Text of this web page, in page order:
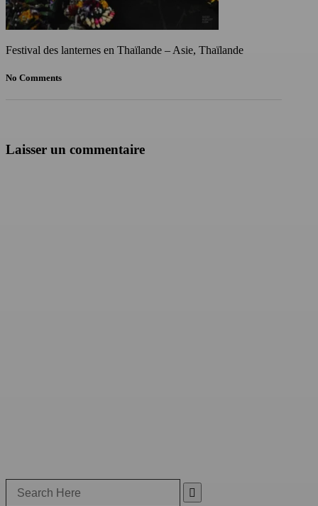
Festival des lanternes en Thaïlande – Asie, Thaïlande
No Comments
Laisser un commentaire
for: